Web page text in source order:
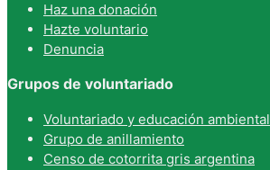
Haz una donación
Hazte voluntario
Denuncia
Grupos de voluntariado
Voluntariado y educación ambiental
Grupo de anillamiento
Censo de cotorrita gris argentina